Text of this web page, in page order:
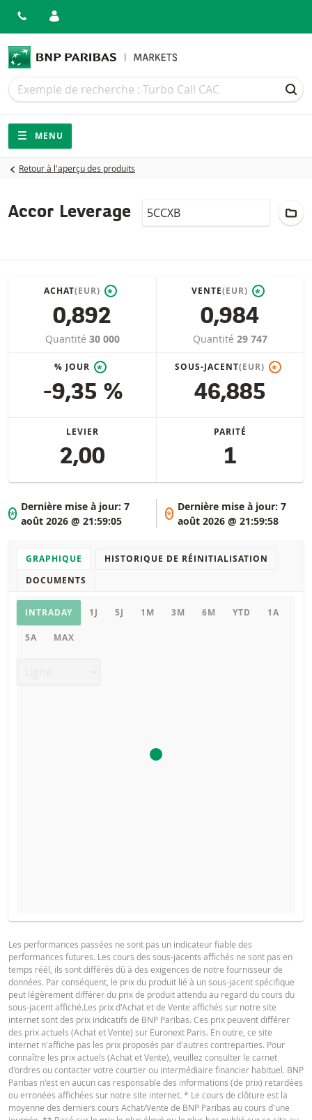
Recherche
Recherche
Navigation
Navigation sur le site
MENU
Retour à l'aperçu des produits
Accor Leverage LocalCode
ACHAT(EUR) *
0,892
Quantité 30 000
VENTE(EUR) *
0,984
Quantité 29 747
% JOUR *
-9,35 %
SOUS-JACENT(EUR) *
46,885
LEVIER
2,00
PARITÉ
1
*
Dernière mise à jour:7
août 2026 @ 21:59:05
*
Dernière mise à jour: 7
août 2026 @ 21:59:58
GRAPHIQUE
HISTORIQUE DE RÉINITIALISATION
DOCUMENTS
Graphique
INTRADAY 1J 5J 1M 3M 6M YTD 1A
5A MAX
TYPE DE
PRIX DU
SEUIL DE
7 août
2026 18:36
journalière 0,92 28,08
7 août
2026 17:51
journalière 0,92
6 août
2026 18:35
journalière 0,94 28,332
6 août
2026 17:52
journalière 0,94 28,332
5 août
journalière 0,94 28,398
FINAL TERMS
Français (France)
CONDITIONS DÉFINITIVES RÉSUMÉ
Français (France)
KEY INFORMATION DOCUMENTS
Les performances passées ne sont pas un indicateur fiable des
performances futures. Les cours des sous-jacents affichés ne sont pas en
temps réél, ils sont différés dû à des exigences de notre fournisseur de
données. Par conséquent, le prix du produit lié à un sous-jacent spécifique
peut légèrement différer du prix de produit attendu au regard du cours du
sous-jacent affiché.Les prix d'Achat et de Vente affichés sur notre site
internet sont des prix indicatifs de BNP Paribas. Ces prix peuvent différer
des prix actuels (Achat et Vente) sur Euronext Paris. En outre, ce site
internet n'affiche pas les prix proposés par d'autres contreparties. Pour
connaître les prix actuels (Achat et Vente), veuillez consulter le carnet
d'ordres ou contacter votre courtier ou intermédiaire financier habituel. BNP
Paribas n'est en aucun cas responsable des informations (de prix) retardées
ou erronées affichées sur notre site internet. * Le cours de clôture est la
moyenne des derniers cours Achat/Vente de BNP Paribas au cours d'une